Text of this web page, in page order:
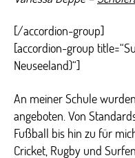
[/accordion-group]
[accordion-group
Neuseeland)“]
An meiner Schule
angeboten. Von
Fußball bis hin zu für
Cricket, Rugby und Surfen.